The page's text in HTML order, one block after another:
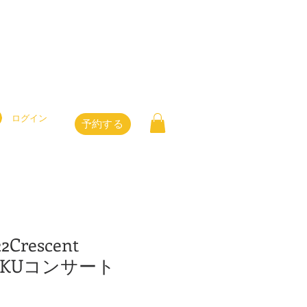
ログイン 予約する
コンサート